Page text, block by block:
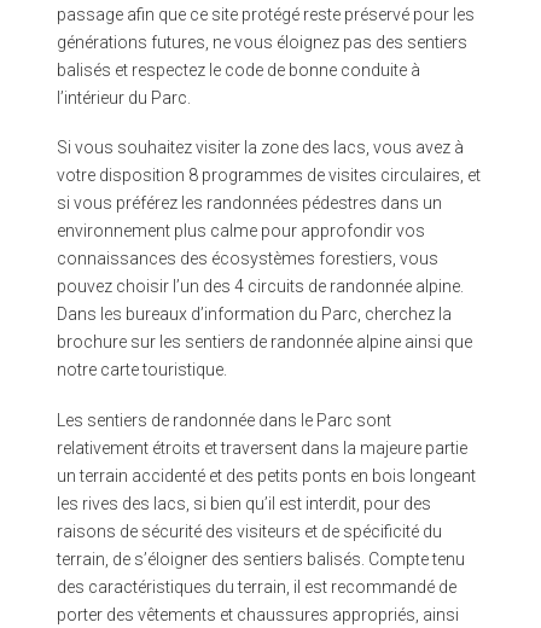
passage afin que ce site protégé reste préservé pour les
générations futures, ne vous éloignez pas des sentiers
balisés et respectez le code de bonne conduite à
l’intérieur du Parc.
Si vous souhaitez visiter la zone des lacs, vous avez à
votre disposition 8 programmes de visites circulaires, et
si vous préférez les randonnées pédestres dans un
environnement plus calme pour approfondir vos
connaissances des écosystèmes forestiers, vous
pouvez choisir l’un des 4 circuits de randonnée alpine.
Dans les bureaux d’information du Parc, cherchez la
brochure sur les sentiers de randonnée alpine ainsi que
notre carte touristique.
Les sentiers de randonnée dans le Parc sont
relativement étroits et traversent dans la majeure partie
un terrain accidenté et des petits ponts en bois longeant
les rives des lacs, si bien qu’il est interdit, pour des
raisons de sécurité des visiteurs et de spécificité du
terrain, de s’éloigner des sentiers balisés. Compte tenu
des caractéristiques du terrain, il est recommandé de
porter des vêtements et chaussures appropriés, ainsi